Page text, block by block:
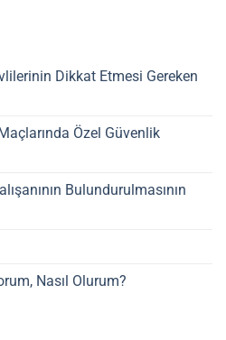
Dikkat Etmesi Gereken
Özel Güvenlik
Bulundurulmasının
Nasıl Olurum?